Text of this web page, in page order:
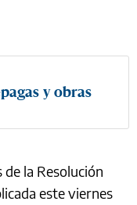
y obras
la Resolución
este viernes